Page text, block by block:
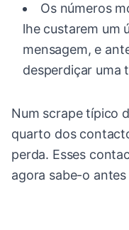
Os números
lhe custarem um
mensagem, e
desperdiçar uma
Num scrape típico
quarto dos
perda. Esses
agora sabe-o